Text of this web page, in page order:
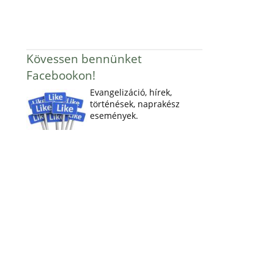
Kövessen bennünket
Facebookon!
Evangelizáció, hírek,
történések, naprakész
események.